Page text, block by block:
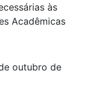
às
Acadêmicas
outubro de